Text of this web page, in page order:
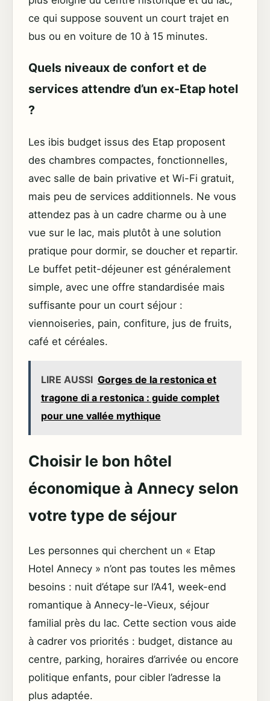
ce qui suppose souvent un court trajet en
bus ou en voiture de 10 à 15 minutes.
Quels niveaux de confort et de
services attendre d’un ex-Etap hotel
?
Les ibis budget issus des Etap proposent
des chambres compactes, fonctionnelles,
avec salle de bain privative et Wi-Fi gratuit,
mais peu de services additionnels. Ne vous
attendez pas à un cadre charme ou à une
vue sur le lac, mais plutôt à une solution
pratique pour dormir, se doucher et repartir.
Le buffet petit-déjeuner est généralement
simple, avec une offre standardisée mais
suffisante pour un court séjour :
viennoiseries, pain, confiture, jus de fruits,
café et céréales.
LIRE AUSSI Gorges de la restonica et
tragone di a restonica : guide complet
pour une vallée mythique
Choisir le bon hôtel
économique à Annecy selon
votre type de séjour
Les personnes qui cherchent un « Etap
Hotel Annecy » n’ont pas toutes les mêmes
besoins : nuit d’étape sur l’A41, week-end
romantique à Annecy-le-Vieux, séjour
familial près du lac. Cette section vous aide
à cadrer vos priorités : budget, distance au
centre, parking, horaires d’arrivée ou encore
politique enfants, pour cibler l’adresse la
plus adaptée.